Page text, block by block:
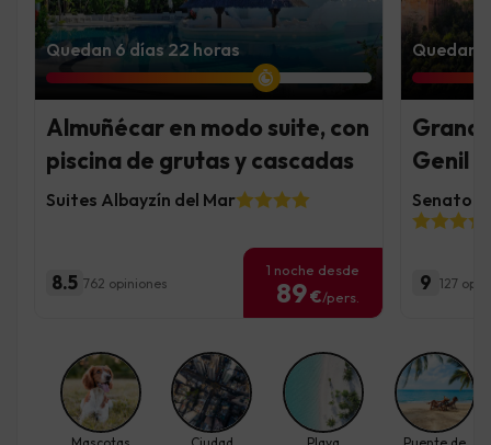
Quedan 6 días 22 horas
Almuñécar en modo suite, con
piscina de grutas y cascadas
Suites Albayzín del Mar
8.5 762 opiniones
1 noche desde
89€/pers.
Quedan
Genil
Senator
9 127